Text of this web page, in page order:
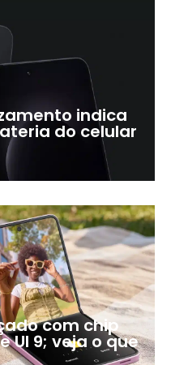
indica
do celular
com chip
UI 9; veja o que